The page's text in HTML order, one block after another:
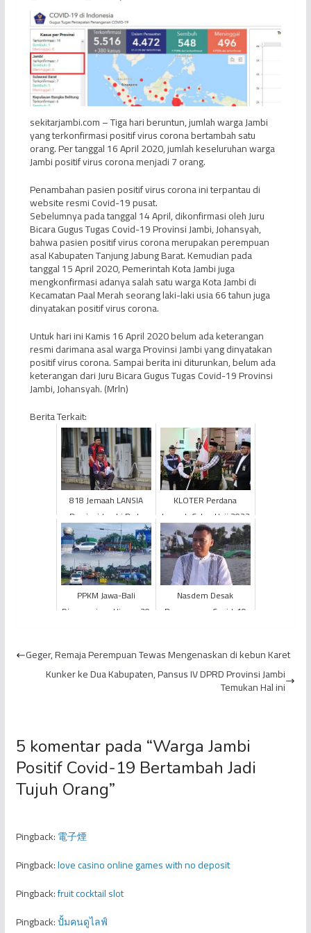
sekitarjambi.com – Tiga hari beruntun, jumlah warga Jambi
yang terkonfirmasi positif virus corona bertambah satu
orang. Per tanggal 16 April 2020, jumlah keseluruhan warga
Jambi positif virus corona menjadi 7 orang.
Penambahan pasien positif virus corona ini terpantau di
website resmi Covid-19 pusat.
Sebelumnya pada tanggal 14 April, dikonfirmasi oleh Juru
Bicara Gugus Tugas Covid-19 Provinsi Jambi, Johansyah,
bahwa pasien positif virus corona merupakan perempuan
asal Kabupaten Tanjung Jabung Barat. Kemudian pada
tanggal 15 April 2020, Pemerintah Kota Jambi juga
mengkonfirmasi adanya salah satu warga Kota Jambi di
Kecamatan Paal Merah seorang laki-laki usia 66 tahun juga
dinyatakan positif virus corona.
Untuk hari ini Kamis 16 April 2020 belum ada keterangan
resmi darimana asal warga Provinsi Jambi yang dinyatakan
positif virus corona. Sampai berita ini diturunkan, belum ada
keterangan dari Juru Bicara Gugus Tugas Covid-19 Provinsi
Jambi, Johansyah. (Mrln)
Berita Terkait:
818 Jemaah LANSIA
Provinsi Jambi Pada
Penyelenggaraan
Ibadah Haji Tahun 2024
KLOTER Perdana
Jemaah Calon Haji 2023
Provinsi Jambi
Diberangkatkan ke
Tanah Suci
PPKM Jawa-Bali
Diperpanjang Hingga 30
Diperpanjang...
Nasdem Desak
Penanganan Covid-19
Anshory: Da...
Geger, Remaja Perempuan Tewas Mengenaskan di kebun Karet
Kunker ke Dua Kabupaten, Pansus IV DPRD Provinsi Jambi
Temukan Hal ini
5 komentar pada “Warga Jambi
Positif Covid-19 Bertambah Jadi
Tujuh Orang”
Pingback:電子煙
Pingback:love casino online games with no deposit
Pingback:fruit cocktail slot
Pingback:ปั้มคนดูไลฟ์